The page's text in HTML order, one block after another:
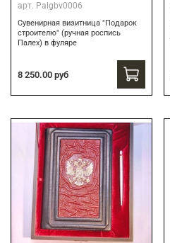
арт. Palgbv0006
Сувенирная визитница "Подарок
строителю" (ручная роспись
Палех) в фуляре
8 250.00 руб